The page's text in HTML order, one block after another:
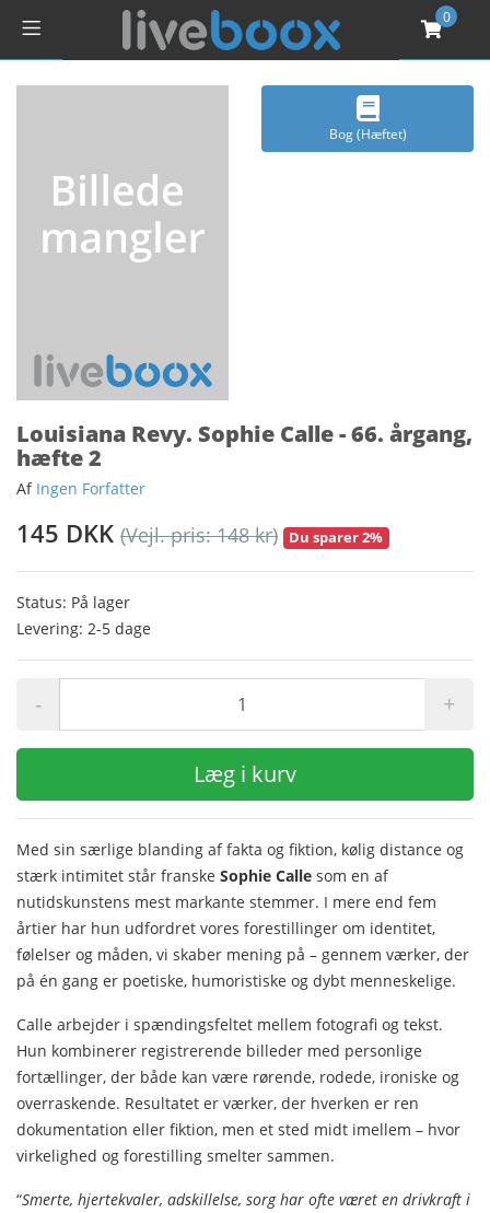
0
Bog (Hæftet)
Louisiana Revy. Sophie Calle - 66. årgang,
hæfte 2
Af Ingen Forfatter
145 DKK (Vejl. pris: 148 kr) Du sparer 2%
Status: På lager
Levering: 2-5 dage
- +
Læg i kurv
Med sin særlige blanding af fakta og fiktion, kølig distance og
stærk intimitet står franske Sophie Calle som en af
nutidskunstens mest markante stemmer. I mere end fem
årtier har hun udfordret vores forestillinger om identitet,
følelser og måden, vi skaber mening på – gennem værker, der
på én gang er poetiske, humoristiske og dybt menneskelige.
Calle arbejder i spændingsfeltet mellem fotografi og tekst.
Hun kombinerer registrerende billeder med personlige
fortællinger, der både kan være rørende, rodede, ironiske og
overraskende. Resultatet er værker, der hverken er ren
dokumentation eller fiktion, men et sted midt imellem – hvor
virkelighed og forestilling smelter sammen.
“Smerte, hjertekvaler, adskillelse, sorg har ofte været en drivkraft i